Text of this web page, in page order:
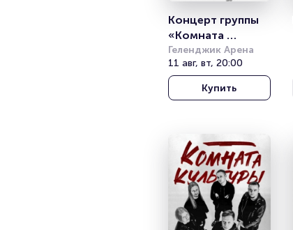
Концерт группы
«Комната
культуры»
Геленджик Арена
11 авг, вт, 20:00
Купить